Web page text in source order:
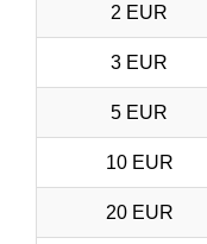
2 EUR
3 EUR
5 EUR
10 EUR
20 EUR